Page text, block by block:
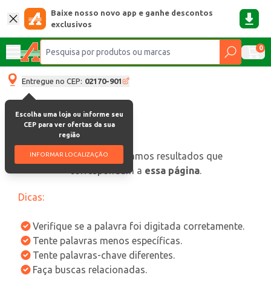
Baixe nosso novo app e ganhe descontos
exclusivos
0
Entregue no CEP: 02170-901
Escolha uma loja ou informe seu
CEP para ver ofertas da sua
região
INFORMAR LOCALIZAÇÃO
oops, não encontramos resultados que
correspondam a essa página.
Dicas:
Verifique se a palavra foi digitada corretamente.
Tente palavras menos específicas.
Tente palavras-chave diferentes.
Faça buscas relacionadas.